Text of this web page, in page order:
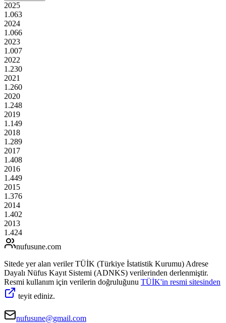
2025
1.063
2024
1.066
2023
1.007
2022
1.230
2021
1.260
2020
1.248
2019
1.149
2018
1.289
2017
1.408
2016
1.449
2015
1.376
2014
1.402
2013
1.424
nufusune.com
Sitede yer alan veriler TÜİK (Türkiye İstatistik Kurumu) Adrese
Dayalı Nüfus Kayıt Sistemi (ADNKS) verilerinden derlenmiştir.
Resmi kullanım için verilerin doğruluğunu TÜİK'in resmi sitesinden
teyit ediniz.
nufusune@gmail.com